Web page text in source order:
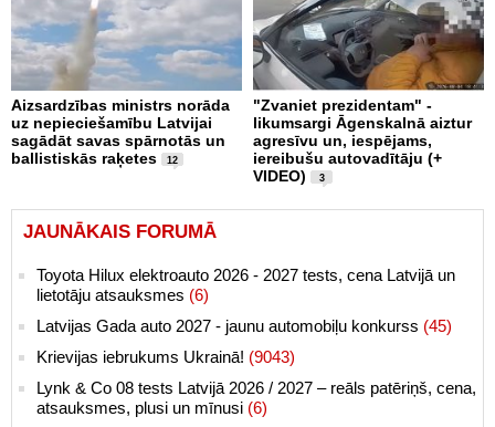
Aizsardzības ministrs norāda
uz nepieciešamību Latvijai
sagādāt savas spārnotās un
ballistiskās raķetes
12
"Zvaniet prezidentam" -
likumsargi Āgenskalnā aiztur
agresīvu un, iespējams,
iereibušu autovadītāju (+
VIDEO)
3
JAUNĀKAIS FORUMĀ
Toyota Hilux elektroauto 2026 - 2027 tests, cena Latvijā un
lietotāju atsauksmes (6)
Latvijas Gada auto 2027 - jaunu automobiļu konkurss (45)
Krievijas iebrukums Ukrainā! (9043)
Lynk & Co 08 tests Latvijā 2026 / 2027 – reāls patēriņš, cena,
atsauksmes, plusi un mīnusi (6)